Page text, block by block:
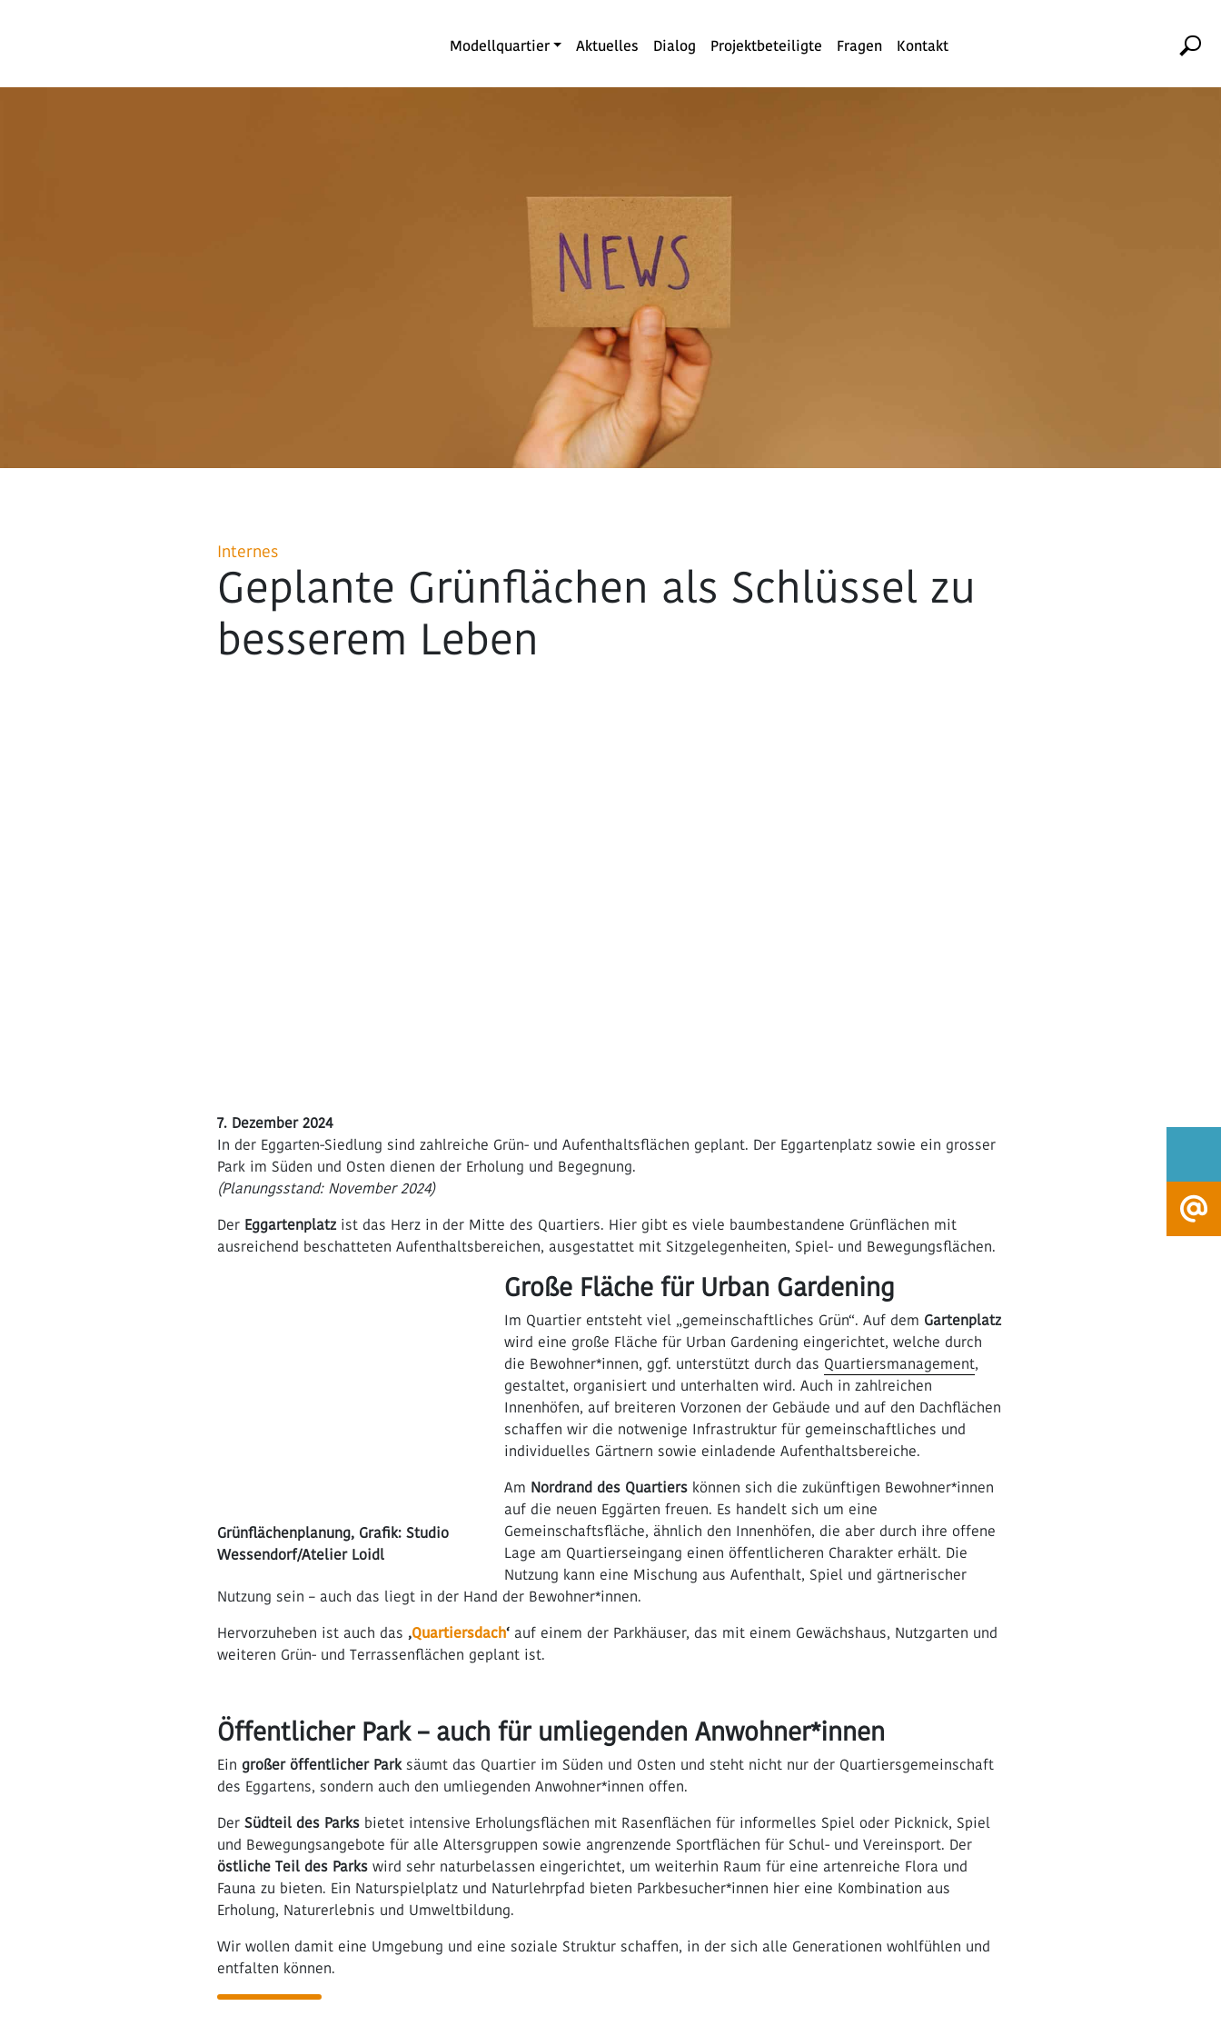
Modellquartier Aktuelles Dialog Projektbeteiligte Fragen Kontakt
Internes
Geplante Grünflächen als Schlüssel zu
besserem Leben
7. Dezember 2024
In der Eggarten-Siedlung sind zahlreiche Grün- und Aufenthaltsflächen geplant. Der Eggartenplatz sowie ein grosser
Park im Süden und Osten dienen der Erholung und Begegnung.
(Planungsstand: November 2024)
Der Eggartenplatz ist das Herz in der Mitte des Quartiers. Hier gibt es viele baumbestandene Grünflächen mit
ausreichend beschatteten Aufenthaltsbereichen, ausgestattet mit Sitzgelegenheiten, Spiel- und Bewegungsflächen.
Grünflächenplanung, Grafik: Studio
Wessendorf/Atelier Loidl
Große Fläche für Urban Gardening
Im Quartier entsteht viel „gemeinschaftliches Grün“. Auf dem Gartenplatz
wird eine große Fläche für Urban Gardening eingerichtet, welche durch
die Bewohner*innen, ggf. unterstützt durch das Quartiersmanagement,
gestaltet, organisiert und unterhalten wird. Auch in zahlreichen
Innenhöfen, auf breiteren Vorzonen der Gebäude und auf den Dachflächen
schaffen wir die notwenige Infrastruktur für gemeinschaftliches und
individuelles Gärtnern sowie einladende Aufenthaltsbereiche.
Am Nordrand des Quartiers können sich die zukünftigen Bewohner*innen
auf die neuen Eggärten freuen. Es handelt sich um eine
Gemeinschaftsfläche, ähnlich den Innenhöfen, die aber durch ihre offene
Lage am Quartierseingang einen öffentlicheren Charakter erhält. Die
Nutzung kann eine Mischung aus Aufenthalt, Spiel und gärtnerischer
Nutzung sein – auch das liegt in der Hand der Bewohner*innen.
Hervorzuheben ist auch das ‚Quartiersdach‘ auf einem der Parkhäuser, das mit einem Gewächshaus, Nutzgarten und
weiteren Grün- und Terrassenflächen geplant ist.
Öffentlicher Park – auch für umliegenden Anwohner*innen
Ein großer öffentlicher Parksäumt das Quartier im Süden und Osten und steht nicht nur der Quartiersgemeinschaft
des Eggartens, sondern auch den umliegenden Anwohner*innen offen.
Der Südteil des Parks bietet intensive Erholungsflächen mit Rasenflächen für informelles Spiel oder Picknick, Spiel
und Bewegungsangebote für alle Altersgruppen sowie angrenzende Sportflächen für Schul- und Vereinsport. Der
östliche Teil des Parks wird sehr naturbelassen eingerichtet, um weiterhin Raum für eine artenreiche Flora und
Fauna zu bieten. Ein Naturspielplatz und Naturlehrpfad bieten Parkbesucher*innen hier eine Kombination aus
Erholung, Naturerlebnis und Umweltbildung.
Wir wollen damit eine Umgebung und eine soziale Struktur schaffen, in der sich alle Generationen wohlfühlen und
entfalten können.